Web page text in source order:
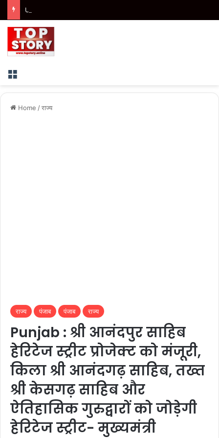
Menu
Home /राज्य
राज्य पंजाब पंजाब राज्य
Punjab : श्री आनंदपुर साहिब
हेरिटेज स्ट्रीट प्रोजेक्ट को मंजूरी,
किला श्री आनंदगढ़ साहिब, तख्त
श्री केसगढ़ साहिब और
ऐतिहासिक गुरुद्वारों को जोड़ेगी
हेरिटेज स्ट्रीट- मुख्यमंत्री